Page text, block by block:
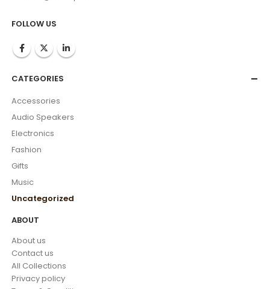
FOLLOW US
CATEGORIES
Accessories
Audio Speakers
Electronics
Fashion
Gifts
Music
Uncategorized
ABOUT
About us
Contact us
All Collections
Privacy policy